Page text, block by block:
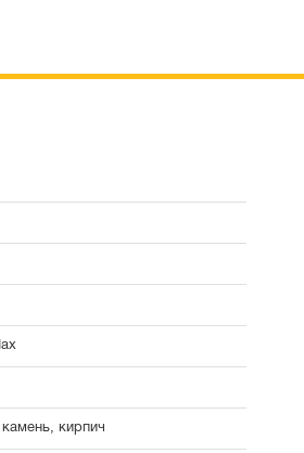
камень, кирпич